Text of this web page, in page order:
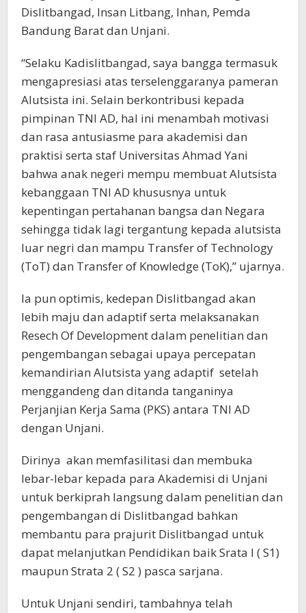
Dislitbangad, Insan Litbang, Inhan, Pemda
Bandung Barat dan Unjani.
“Selaku Kadislitbangad, saya bangga termasuk
mengapresiasi atas terselenggaranya pameran
Alutsista ini. Selain berkontribusi kepada
pimpinan TNI AD, hal ini menambah motivasi
dan rasa antusiasme para akademisi dan
praktisi serta staf Universitas Ahmad Yani
bahwa anak negeri mempu membuat Alutsista
kebanggaan TNI AD khususnya untuk
kepentingan pertahanan bangsa dan Negara
sehingga tidak lagi tergantung kepada alutsista
luar negri dan mampu Transfer of Technology
(ToT) dan Transfer of Knowledge (ToK),” ujarnya.
Ia pun optimis, kedepan Dislitbangad akan
lebih maju dan adaptif serta melaksanakan
Resech Of Development dalam penelitian dan
pengembangan sebagai upaya percepatan
kemandirian Alutsista yang adaptif setelah
menggandeng dan ditanda tanganinya
Perjanjian Kerja Sama (PKS) antara TNI AD
dengan Unjani.
Dirinya akan memfasilitasi dan membuka
lebar-lebar kepada para Akademisi di Unjani
untuk berkiprah langsung dalam penelitian dan
pengembangan di Dislitbangad bahkan
membantu para prajurit Dislitbangad untuk
dapat melanjutkan Pendidikan baik Srata I ( S1)
maupun Strata 2 ( S2 ) pasca sarjana.
Untuk Unjani sendiri, tambahnya telah